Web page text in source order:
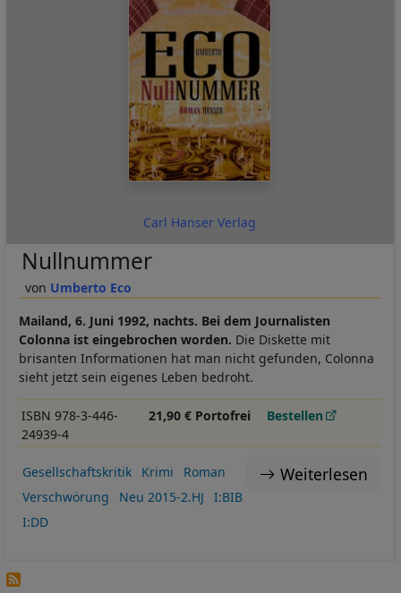
Carl Hanser Verlag
Umberto Eco
Nullnummer
Mailand, 6. Juni 1992, nachts. Bei dem Journalisten
Colonna ist eingebrochen worden. Die Diskette mit
brisanten Informationen hat man nicht gefunden, Colonna
sieht jetzt sein eigenes Leben bedroht.
ISBN 978-3-446-
24939-4
21,90 € Portofrei Bestellen
Weiterlesen
Gesellschaftskritik Krimi
Roman
Verschwörung
Neu 2015-2.HJ
I:BIB
I:DD